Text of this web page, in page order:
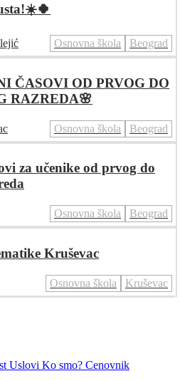
Osnovna škola Beograd
ČASOVI OD PRVOG DO
RAZREDA🌸
Osnovna škola Beograd
za učenike od prvog do
Osnovna škola Beograd
Kruševac
Osnovna škola
Kruševac
Uslovi Ko smo? Cenovnik